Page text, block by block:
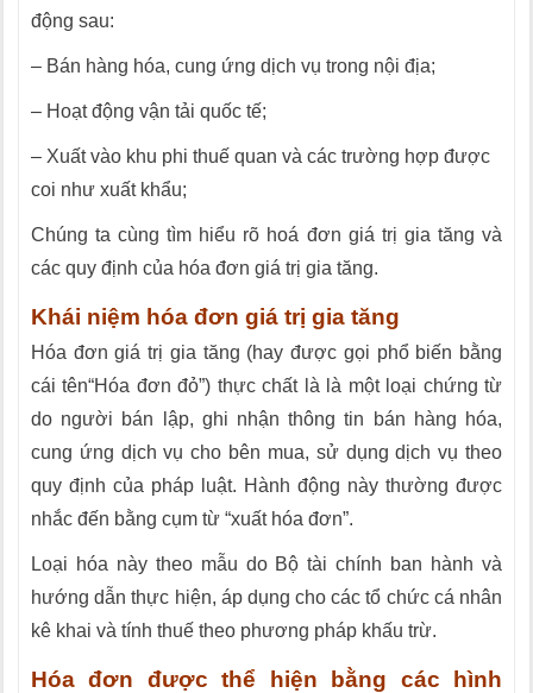
động sau:
– Bán hàng hóa, cung ứng dịch vụ trong nội địa;
– Hoạt động vận tải quốc tế;
– Xuất vào khu phi thuế quan và các trường hợp được
coi như xuất khẩu;
Chúng ta cùng tìm hiểu rõ hoá đơn giá trị gia tăng và
các quy định của hóa đơn giá trị gia tăng.
Khái niệm hóa đơn giá trị gia tăng
Hóa đơn giá trị gia tăng (hay được gọi phổ biến bằng
cái tên“Hóa đơn đỏ”) thực chất là là một loại chứng từ
do người bán lập, ghi nhận thông tin bán hàng hóa,
cung ứng dịch vụ cho bên mua, sử dụng dịch vụ theo
quy định của pháp luật. Hành động này thường được
nhắc đến bằng cụm từ “xuất hóa đơn”.
Loại hóa này theo mẫu do Bộ tài chính ban hành và
hướng dẫn thực hiện, áp dụng cho các tổ chức cá nhân
kê khai và tính thuế theo phương pháp khấu trừ.
Hóa đơn được thể hiện bằng các hình